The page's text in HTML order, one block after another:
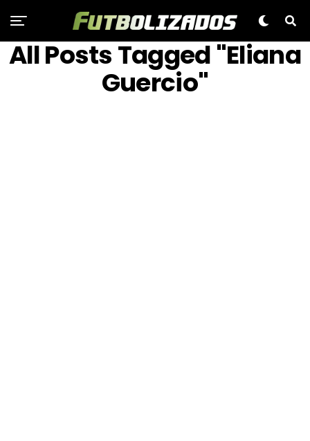
All Posts Tagged "Eliana
Guercio"